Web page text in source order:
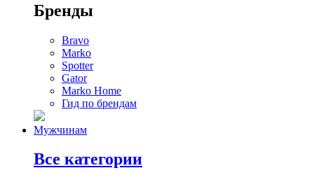
Бренды
Bravo
Marko
Spotter
Gator
Marko Home
Гид по брендам
Мужчинам
Все категории